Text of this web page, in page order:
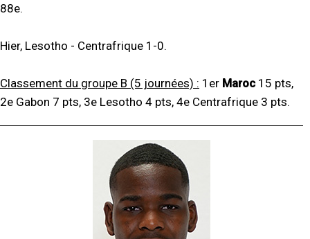
88e.
Hier, Lesotho - Centrafrique 1-0.
Classement du groupe B (5 journées) : 1er Maroc15 pts,
2e Gabon 7 pts, 3e Lesotho 4 pts, 4e Centrafrique 3 pts.